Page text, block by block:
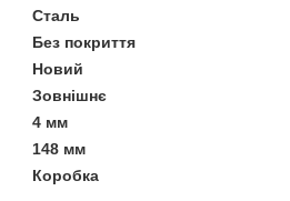
Сталь
Без покриття
Новий
Зовнішнє
4 мм
148 мм
Коробка